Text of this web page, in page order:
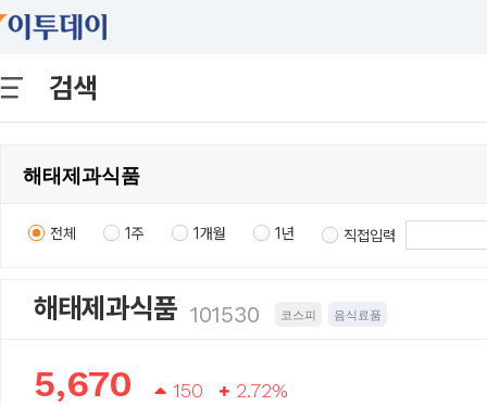
검색
전체 1주 1개월 1년 직접입력
해태제과식품 101530 코스피 음식료품
5,670 150 2.72%